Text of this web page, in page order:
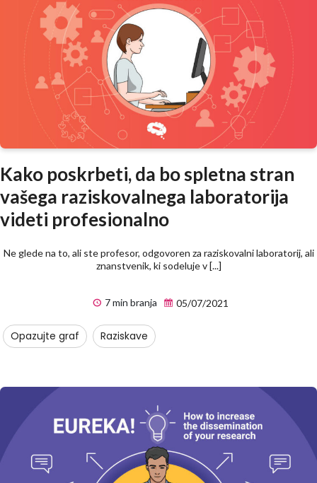
Kako poskrbeti, da bo spletna stran
vašega raziskovalnega laboratorija
videti profesionalno
Ne glede na to, ali ste profesor, odgovoren za raziskovalni laboratorij, ali
znanstvenik, ki sodeluje v [...]
7 min branja 05/07/2021
Opazujte graf Raziskave